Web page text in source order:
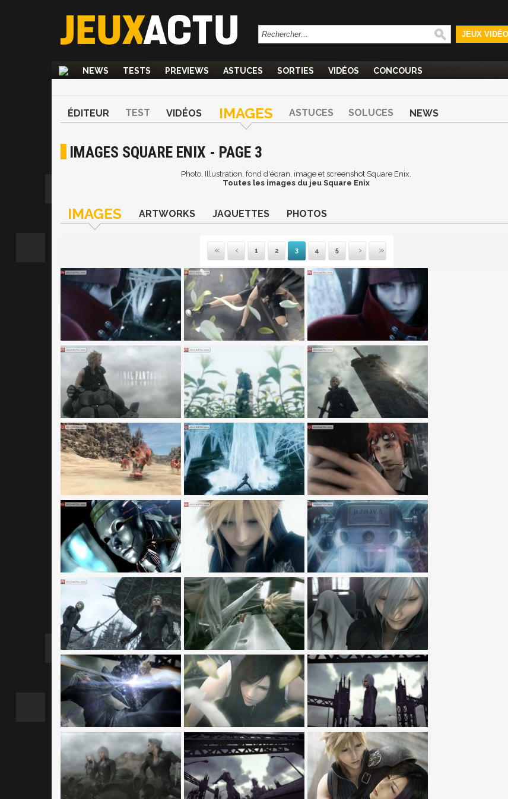
JEUX VIDÉO
NEWS TESTS PREVIEWS ASTUCES SORTIES VIDÉOS CONCOURS
ÉDITEUR TEST VIDÉOS IMAGES ASTUCES SOLUCES NEWS
IMAGES SQUARE ENIX - PAGE 3
Photo, Illustration, fond d'écran, image et screenshot Square Enix.
Toutes les images du jeu Square Enix
IMAGES ARTWORKS JAQUETTES PHOTOS
Première
Précédente
1 2 3 4 5
Suivante
Dernière